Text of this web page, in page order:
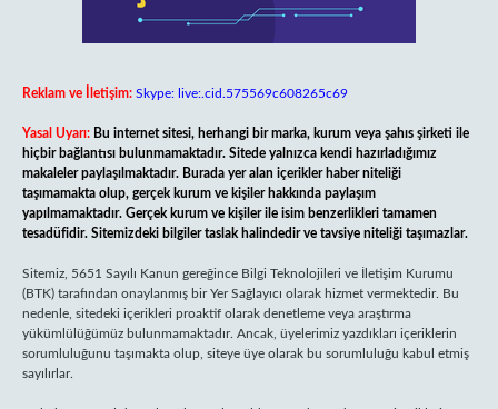
Reklam ve İletişim: Skype: live:.cid.575569c608265c69
Yasal Uyarı: Bu internet sitesi, herhangi bir marka, kurum veya şahıs şirketi ile
hiçbir bağlantısı bulunmamaktadır. Sitede yalnızca kendi hazırladığımız
makaleler paylaşılmaktadır. Burada yer alan içerikler haber niteliği
taşımamakta olup, gerçek kurum ve kişiler hakkında paylaşım
yapılmamaktadır. Gerçek kurum ve kişiler ile isim benzerlikleri tamamen
tesadüfidir. Sitemizdeki bilgiler taslak halindedir ve tavsiye niteliği taşımazlar.
Sitemiz, 5651 Sayılı Kanun gereğince Bilgi Teknolojileri ve İletişim Kurumu
(BTK) tarafından onaylanmış bir Yer Sağlayıcı olarak hizmet vermektedir. Bu
nedenle, sitedeki içerikleri proaktif olarak denetleme veya araştırma
yükümlülüğümüz bulunmamaktadır. Ancak, üyelerimiz yazdıkları içeriklerin
sorumluluğunu taşımakta olup, siteye üye olarak bu sorumluluğu kabul etmiş
sayılırlar.